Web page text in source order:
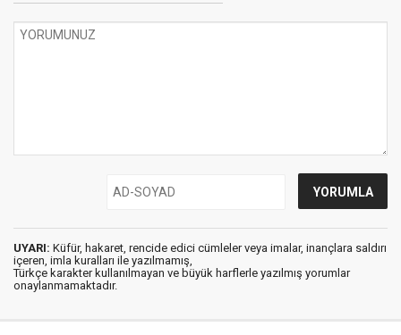
UYARI: Küfür, hakaret, rencide edici cümleler veya imalar, inançlara saldırı
içeren, imla kuralları ile yazılmamış,
Türkçe karakter kullanılmayan ve büyük harflerle yazılmış yorumlar
onaylanmamaktadır.